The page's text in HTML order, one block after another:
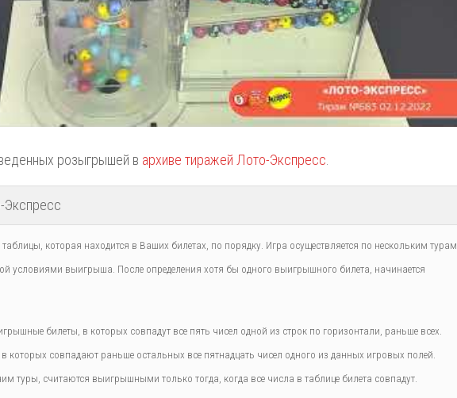
розыгрышей в архиве тиражей Лото-Экспресс
Экспресс
которая находится в Ваших билетах, по порядку. Игра осуществляется по нескольким турам,
условиями выигрыша. После определения хотя бы одного выигрышного билета, начинается
билеты, в которых совпадут все пять чисел одной из строк по горизонтали, раньше всех.
совпадают раньше остальных все пятнадцать чисел одного из данных игровых полей.
туры, считаются выигрышными только тогда, когда все числа в таблице билета совпадут.